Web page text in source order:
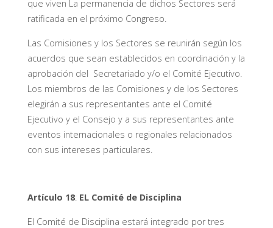
que viven La permanencia de dichos Sectores será
ratificada en el próximo Congreso.
Las Comisiones y los Sectores se reunirán según los
acuerdos que sean establecidos en coordinación y la
aprobación del Secretariado y/o el Comité Ejecutivo.
Los miembros de las Comisiones y de los Sectores
elegirán a sus representantes ante el Comité
Ejecutivo y el Consejo y a sus representantes ante
eventos internacionales o regionales relacionados
con sus intereses particulares.
Artículo 18: EL Comité de Disciplina
El Comité de Disciplina estará integrado por tres